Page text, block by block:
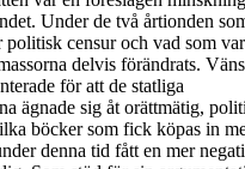
Under de två årtionden
politisk censur och vad som
delvis förändrats.
för att de statliga
ägnade sig åt orättmätig,
böcker som fick köpas in
denna tid fått en mer